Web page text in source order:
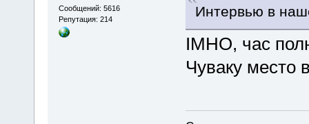
Сообщений: 5616
Репутация: 214
Интервью в
IMHO, час
Чуваку место